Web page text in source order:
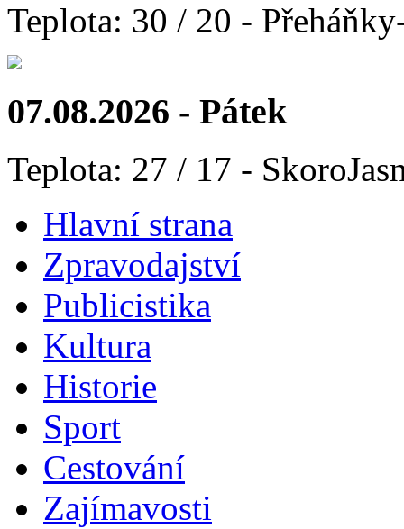
Teplota: 30 / 20 -
07.08.2026 - Pátek
Teplota: 27 / 17 -
Hlavní strana
Zpravodajství
Publicistika
Kultura
Historie
Sport
Cestování
Zajímavosti